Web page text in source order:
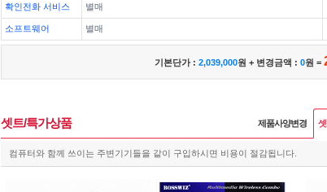
확인전화 서비스 별매
소프트웨어 별매
기본단가 : 2,039,000원 + 변경금액 : 0원 =
셋트/특가상품 제품사양변경
컴퓨터와 함께 쓰이는 주변기기들을 같이 구입하시면 비용이 절감됩니다.